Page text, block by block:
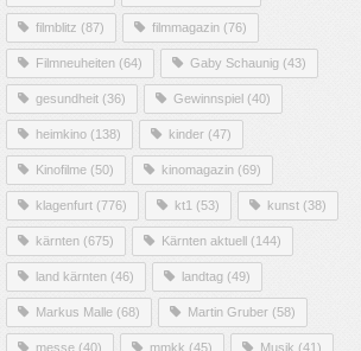
filmblitz (87) filmmagazin (76)
Filmneuheiten (64) Gaby Schaunig (43)
gesundheit (36) Gewinnspiel (40)
heimkino (138) kinder (47)
Kinofilme (50) kinomagazin (69)
klagenfurt (776) kt1 (53) kunst (38)
kärnten (675) Kärnten aktuell (144)
land kärnten (46) landtag (49)
Markus Malle (68) Martin Gruber (58)
messe (40) mmkk (45) Musik (41)